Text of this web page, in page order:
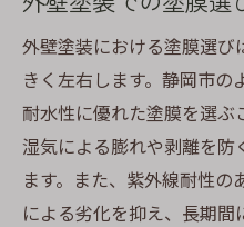
湿気に強い外壁塗装
防湿性に優れた
外壁材の特性を
塗料の耐候性と
施工者選びのポ
湿気に負けない
外壁塗装における塗膜選
きく左右します。静岡市の
耐水性に優れた塗膜を選ぶ
湿気による膨れや剥離を防
ます。また、紫外線耐性
による劣化を抑え、長期